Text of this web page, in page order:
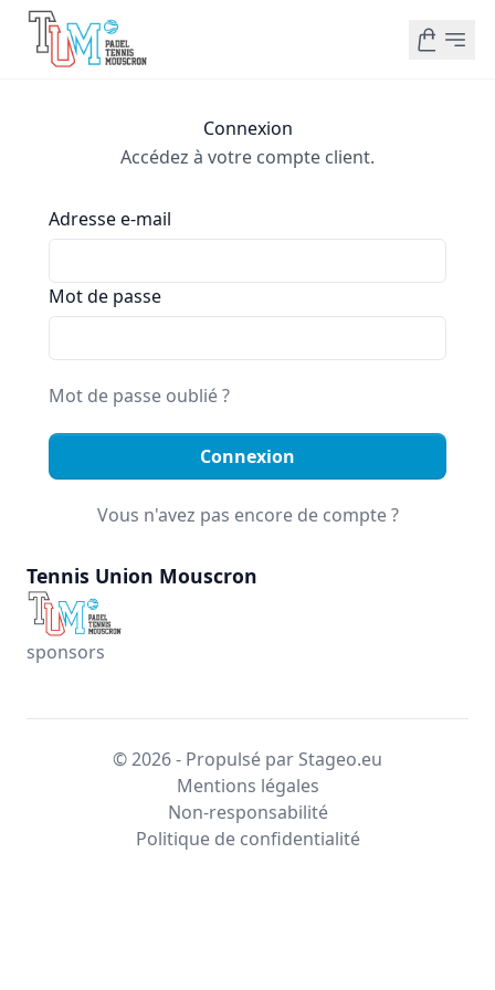
Connexion
Accédez à votre compte client.
Adresse e-mail
Mot de passe
Mot de passe oublié ?
Connexion
Vous n'avez pas encore de compte ?
Tennis Union Mouscron
sponsors
© 2026 - Propulsé par Stageo.eu
Mentions légales
Non-responsabilité
Politique de confidentialité